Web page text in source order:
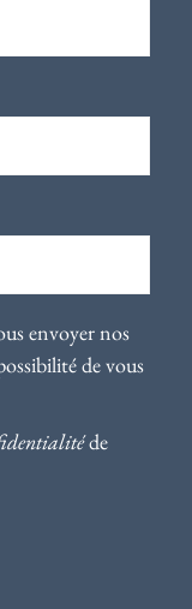
envoyer nos
de vous
de